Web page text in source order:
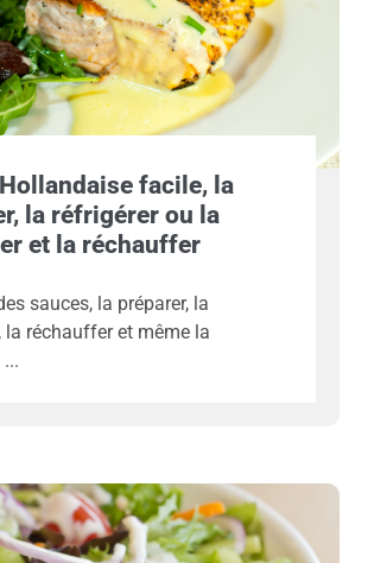
facile, la
la réfrigérer ou la
et la réchauffer
sauces, la préparer, la
la réchauffer et même la